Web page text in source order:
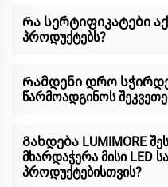
Რა სერტიფიკატები
პროდუქტებს?
Რამდენი დრო
წარმოადგინოს
Გახდება LUMIMORE
მხარდაჭერა მისი LED
პროდუქტებისთვის?